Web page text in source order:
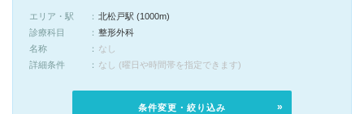
エリア・駅
北松戸駅 (1000m)
診療科目
整形外科
名称
なし
詳細条件
なし (曜日や時間帯を指定できます)
条件変更・絞り込み